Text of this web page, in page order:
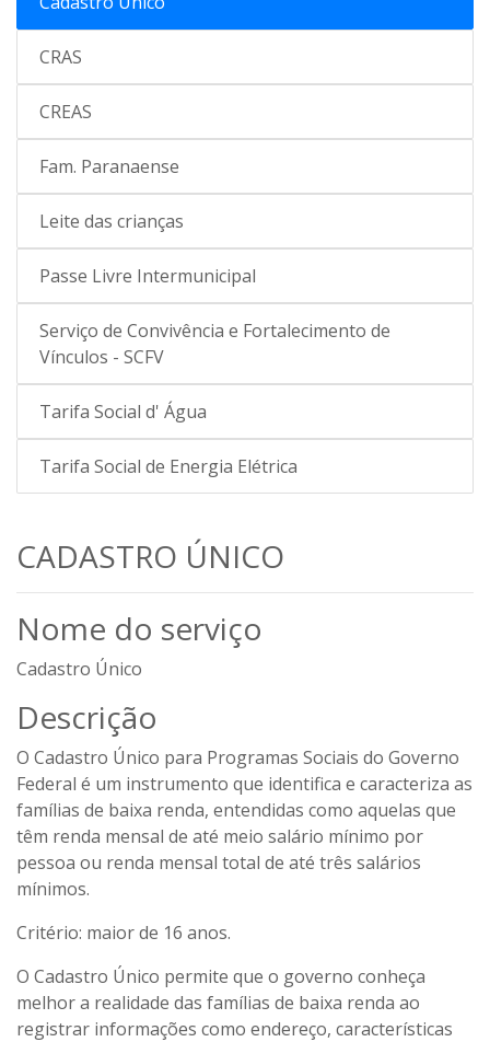
CRAS
CREAS
Fam. Paranaense
Leite das crianças
Passe Livre Intermunicipal
Serviço de Convivência e Fortalecimento de
Vínculos - SCFV
Tarifa Social d' Água
Tarifa Social de Energia Elétrica
CADASTRO ÚNICO
Nome do serviço
Cadastro Único
Descrição
O Cadastro Único para Programas Sociais do Governo
Federal é um instrumento que identifica e caracteriza as
famílias de baixa renda, entendidas como aquelas que
têm renda mensal de até meio salário mínimo por
pessoa ou renda mensal total de até três salários
mínimos.
Critério: maior de 16 anos.
O Cadastro Único permite que o governo conheça
melhor a realidade das famílias de baixa renda ao
registrar informações como endereço, características